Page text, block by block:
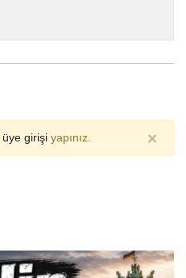
üye girişi yapınız. ×